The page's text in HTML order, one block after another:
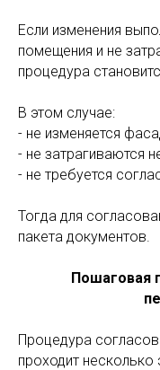
Если изменения
помещения и не
процедура
В этом случае:
- не изменяется
- не затрагиваются
- не требуется
Тогда для
пакета документов.
Пошаговая
Процедура
проходит несколько